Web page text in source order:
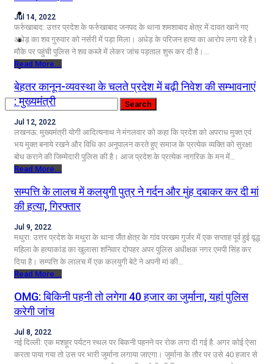
कृषि
धर्म
विज्ञान तकनीकी
Jul 14, 2022
फर्रुखाबाद: उत्तर प्रदेश के फर्रुखाबाद जनपद के थाना शमशाबाद क्षेत्र में दावत खाने गए
अधेड़ का शव गुरुवार को नर्सरी में पड़ा मिला। अधेड़ के परिजन हत्या का आरोप लगा रहे है।
मौके पर पहुंची पुलिस ने शव कब्जे में लेकर जांच पड़ताल शुरू कर दी है।…
Read More...
बेहतर कानून-व्यवस्था के चलते प्रदेश में बढ़ी निवेश की सम्भावनाएं
: मुख्यमंत्री
Jul 12, 2022
लखनऊ: मुख्यमंत्री योगी आदित्यनाथ ने मंगलवार को कहा कि प्रदेश को अपराध मुक्त एवं
भय मुक्त बनाये रखने और विधि का अनुपालन करते हुए समाज के प्रत्येक व्यक्ति को सुरक्षा
बोध कराने की जिम्मेदारी पुलिस की है। आज प्रदेश के प्रत्येक नागरिक के मन में…
Read More...
सम्पत्ति के लालच में कलयुगी पुत्र ने गर्दन और मुंह दबाकर कर दी मां
की हत्या, गिरफ्तार
Jul 9, 2022
मथुरा: उत्तर प्रदेश के मथुरा के थाना जैंत क्षेत्र के गांव परखम गुर्जर में एक सप्ताह पूर्व हुई वृद्ध
महिला के हत्याकांड का खुलासा शनिवार दोपहर अपर पुलिस अधीक्षक नगर एमपी सिंह कर
दिया है। सम्पत्ति के लालच में एक कलयुगी बेटे ने अपनी मां की…
Read More...
OMG: बिकिनी पहनी तो लगेगा 40 हजार का जुर्माना, यहां पुलिस
करेगी जांच
Jul 8, 2022
नई दिल्ली: एक मशहूर पर्यटन स्थल पर बिकनी पहनने पर रोक लगा दी गई है. अगर कोई ऐसा
करता पाया गया तो उस पर भारी जुर्माना लगाया जाएगा। जुर्माना के तौर पर उसे 40 हजार से